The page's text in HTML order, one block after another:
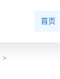
首页
>